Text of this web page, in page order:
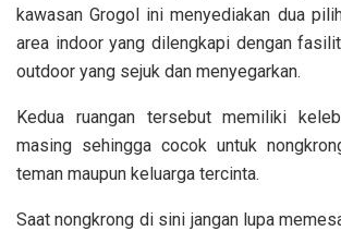
kawasan Grogol ini menyediakan dua
area indoor yang dilengkapi dengan
outdoor yang sejuk dan menyegarkan.
Kedua ruangan tersebut memiliki
masing sehingga cocok untuk
teman maupun keluarga tercinta.
Saat nongkrong di sini jangan lupa